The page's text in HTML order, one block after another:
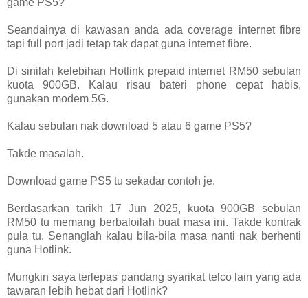
game PS5?
Seandainya di kawasan anda ada coverage internet fibre
tapi full port jadi tetap tak dapat guna internet fibre.
Di sinilah kelebihan Hotlink prepaid internet RM50 sebulan
kuota 900GB. Kalau risau bateri phone cepat habis,
gunakan modem 5G.
Kalau sebulan nak download 5 atau 6 game PS5?
Takde masalah.
Download game PS5 tu sekadar contoh je.
Berdasarkan tarikh 17 Jun 2025, kuota 900GB sebulan
RM50 tu memang berbaloilah buat masa ini. Takde kontrak
pula tu. Senanglah kalau bila-bila masa nanti nak berhenti
guna Hotlink.
Mungkin saya terlepas pandang syarikat telco lain yang ada
tawaran lebih hebat dari Hotlink?